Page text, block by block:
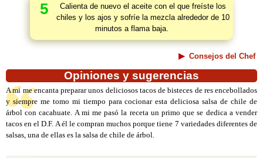
5
Calienta de nuevo el aceite con el que freíste los
chiles y los ajos y sofríe la mezcla alrededor de 10
minutos a flama baja.
Consejos del Chef
Opiniones y sugerencias
A mi me encanta preparar unos deliciosos tacos de bisteces de res encebollados
y siempre me tomo mi tiempo para cocionar esta deliciosa salsa de chile de
árbol con cacahuate. A mi me pasó la receta un primo que se dedica a vender
tacos en el D.F. A él le compran muchos porque tiene 7 variedades diferentes de
salsas, una de ellas es la salsa de chile de árbol.